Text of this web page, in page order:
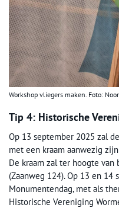
Workshop vliegers maken. Foto:
Tip 4: Historische
Op 13 september 2025 zal
met een kraam aanwezig
De kraam zal ter hoogte
(Zaanweg 124). Op 13 en
Monumentendag, met als
Historische Vereniging